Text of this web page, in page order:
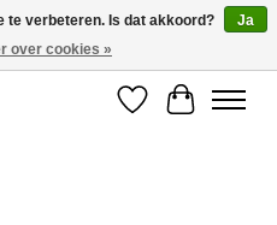
Google reviews
Verlanglijst
te verbeteren. Is dat akkoord?
Ja
over cookies »